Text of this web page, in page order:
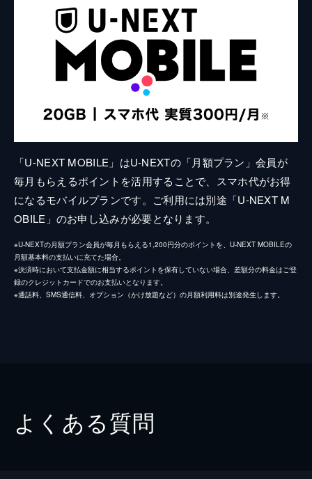
「U-NEXT MOBILE」はU-NEXTの「月額プラン」会員が
毎月もらえるポイントを活用することで、スマホ代がお得
になるモバイルプランです。ご利用には別途「U-NEXT M
OBILE」のお申し込みが必要となります。
※U-NEXTの月額プラン会員が毎月もらえる1,200円分のポイントを、U-NEXT MOBILEの
月額基本料の支払いに充てた場合。
※決済時において支払金額に相当するポイントを保有していない場合、差額分の料金はご登
録のクレジットカードでのお支払いとなります。
※通話料、SMS通信料、オプション（かけ放題など）の月額利用料は別途発生します。
よくある質問